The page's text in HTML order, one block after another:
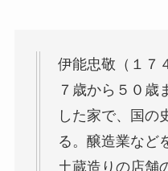
伊能忠敬（１７
７歳から５０歳
した家で、国の
る。醸造業など
土蔵造りの店舗